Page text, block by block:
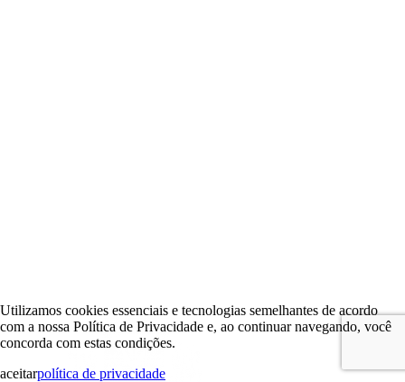
Utilizamos cookies essenciais e tecnologias semelhantes de acordo
com a nossa Política de Privacidade e, ao continuar navegando, você
concorda com estas condições.
aceitarpolítica de privacidade